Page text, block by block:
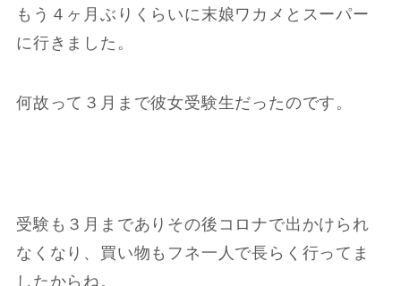
もう４ヶ月ぶりくらいに末娘ワカメとスーパー
に行きました。
何故って３月まで彼女受験生だったのです。
受験も３月までありその後コロナで出かけられ
なくなり、買い物もフネ一人で長らく行ってま
したからね。